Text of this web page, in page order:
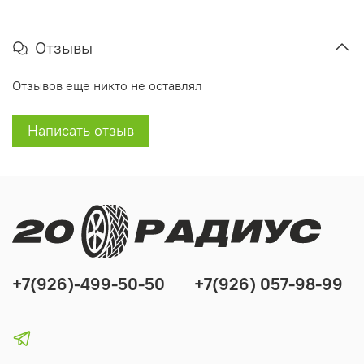
Отзывы
Отзывов еще никто не оставлял
Написать отзыв
+7(926)-499-50-50 +7(926) 057-98-99